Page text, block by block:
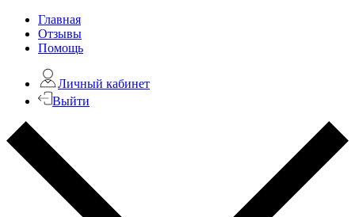
Главная
Отзывы
Помощь
Личный кабинет
Выйти